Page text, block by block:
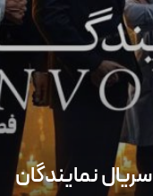
سریال نمایندگان